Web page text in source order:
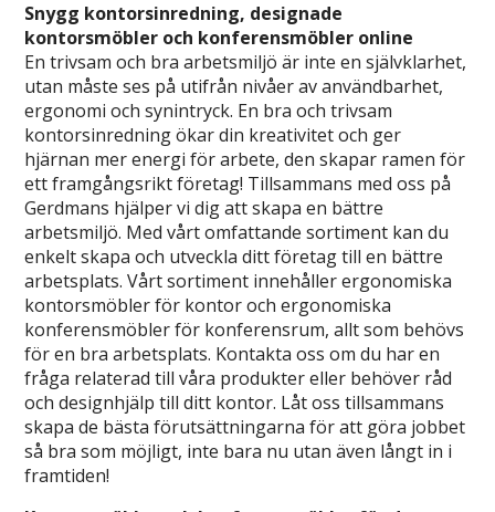
Snygg kontorsinredning, designade
kontorsmöbler och konferensmöbler online
En trivsam och bra arbetsmiljö är inte en självklarhet,
utan måste ses på utifrån nivåer av användbarhet,
ergonomi och synintryck. En bra och trivsam
kontorsinredning ökar din kreativitet och ger
hjärnan mer energi för arbete, den skapar ramen för
ett framgångsrikt företag! Tillsammans med oss på
Gerdmans hjälper vi dig att skapa en bättre
arbetsmiljö. Med vårt omfattande sortiment kan du
enkelt skapa och utveckla ditt företag till en bättre
arbetsplats. Vårt sortiment innehåller ergonomiska
kontorsmöbler för kontor och ergonomiska
konferensmöbler för konferensrum, allt som behövs
för en bra arbetsplats. Kontakta oss om du har en
fråga relaterad till våra produkter eller behöver råd
och designhjälp till ditt kontor. Låt oss tillsammans
skapa de bästa förutsättningarna för att göra jobbet
så bra som möjligt, inte bara nu utan även långt in i
framtiden!